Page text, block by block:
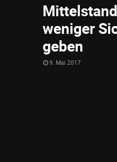
weniger
geben
9. Mai 2017